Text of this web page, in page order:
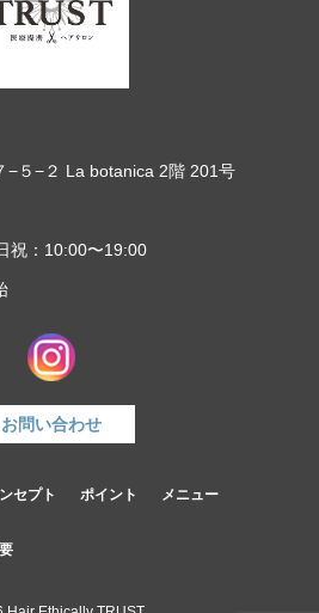
の厳重な管理を行ないます。
客様からのお問い合わせ時に、お
電話番号等の個人情報をご登録い
が、これらの個人情報はご提供い
利用いたしません。 お客さまか
は、当社からのご連絡や業務のご
開示・提供の禁止
する場合を除き、個人情報を第三
−５−２ La botanica 2階 201号
祝：10:00〜19:00
お問い合わせ
セプト ポイント メニュー